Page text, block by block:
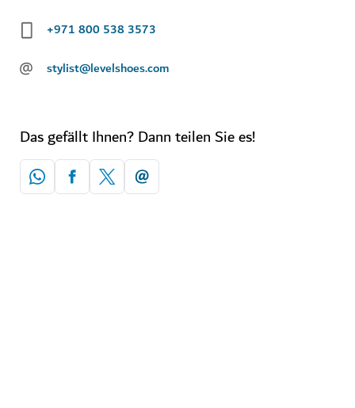
+971 800 538 3573
@ stylist@levelshoes.com
Das gefällt Ihnen? Dann teilen Sie es!